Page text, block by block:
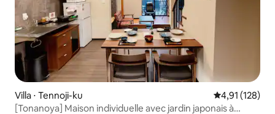
Villa ⋅ Tennoji-ku Évaluation
4,91 (128)
[Tonanoya] Maison individuelle avec jardin japonais à